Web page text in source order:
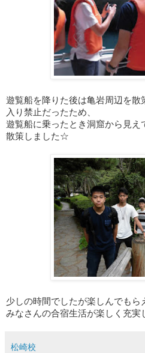
遊覧船を降りた後は亀岩周辺を散
入り禁止だったため、
遊覧船に乗ったとき洞窟から見え
散策し ました☆
少しの時間でしたが楽しんでもら
みなさんの合宿生活が楽しく充
松崎校